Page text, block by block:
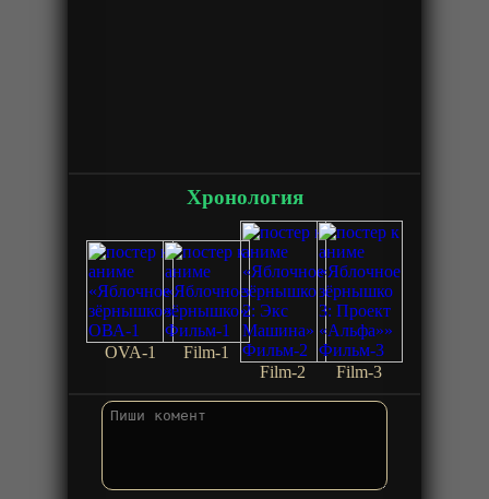
Хронология
OVA-1
Film-1
Film-2
Film-3